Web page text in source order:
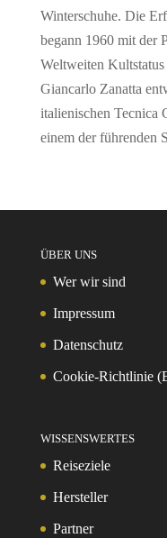
Winterschuhe. Die
begann 1960 mit der
Weltweiten
Giancarlo Zanatta
italienischen Tecnica
einem der führenden
ÜBER UNS
Wer wir sind
Impressum
Datenschutz
Cookie-Richtlinie
WISSENSWERTES
Reiseziele
Hersteller
Partner